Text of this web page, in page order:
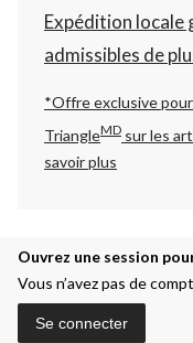
Expédition locale
admissibles de
*Offre exclusive
TriangleMD sur les
savoir plus
Ouvrez une session
Vous n’avez pas de
Se connecter